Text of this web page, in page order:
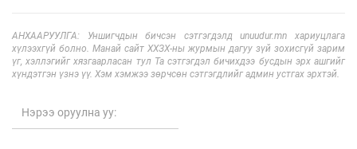
АНХААРУУЛГА: Уншигчдын бичсэн сэтгэгдэлд unuudur.mn хариуцлага
хүлээхгүй болно. Манай сайт ХХЗХ-ны журмын дагуу зүй зохисгүй зарим
үг, хэллэгийг хязгаарласан тул Та сэтгэгдэл бичихдээ бусдын эрх ашгийг
хүндэтгэн үзнэ үү. Хэм хэмжээ зөрчсөн сэтгэгдлийг админ устгах эрхтэй.